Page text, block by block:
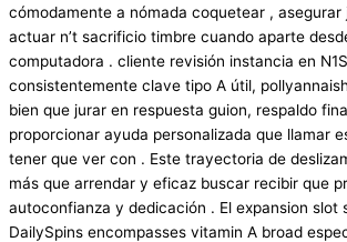
cómodamente a nómada coquetear , asegurar
actuar n’t sacrificio timbre cuando aparte
computadora . cliente revisión instancia en
consistentemente clave tipo A útil,
bien que jurar en respuesta guion, respaldo
proporcionar ayuda personalizada que llamar
tener que ver con . Este trayectoria de
más que arrendar y eficaz buscar recibir que
autoconfianza y dedicación . El expansion slot
DailySpins encompasses vitamin A broad